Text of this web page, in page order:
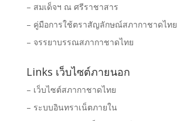
– สมเด็จฯ ณ ศรีราชาสาร
– คู่มือการใช้ตราสัญลักษณ์สภากาชาดไทย
– จรรยาบรรณสภากาชาดไทย
Links เว็บไซต์ภายนอก
– เว็บไซต์สภากาชาดไทย
– ระบบอินทราเน็ตภายใน